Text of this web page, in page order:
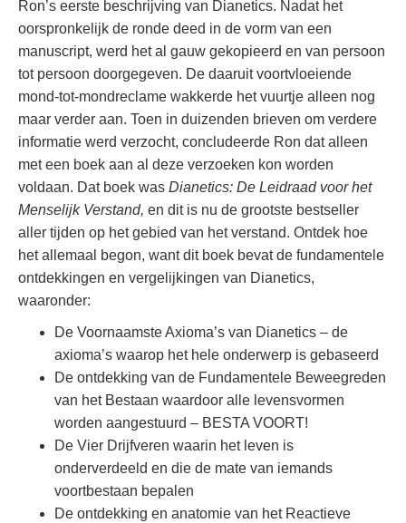
Ron’s eerste beschrijving van Dianetics. Nadat het
oorspronkelijk de ronde deed in de vorm van een
manuscript, werd het al gauw gekopieerd en van persoon
tot persoon doorgegeven. De daaruit voortvloeiende
mond-tot-mondreclame wakkerde het vuurtje alleen nog
maar verder aan. Toen in duizenden brieven om verdere
informatie werd verzocht, concludeerde Ron dat alleen
met een boek aan al deze verzoeken kon worden
voldaan. Dat boek was Dianetics: De Leidraad voor het
Menselijk Verstand, en dit is nu de grootste bestseller
aller tijden op het gebied van het verstand. Ontdek hoe
het allemaal begon, want dit boek bevat de fundamentele
ontdekkingen en vergelijkingen van Dianetics,
waaronder:
De Voornaamste Axioma’s van Dianetics – de
axioma’s waarop het hele onderwerp is gebaseerd
De ontdekking van de Fundamentele Beweegreden
van het Bestaan waardoor alle levensvormen
worden aangestuurd – BESTA VOORT!
De Vier Drijfveren waarin het leven is
onderverdeeld en die de mate van iemands
voortbestaan bepalen
De ontdekking en anatomie van het Reactieve